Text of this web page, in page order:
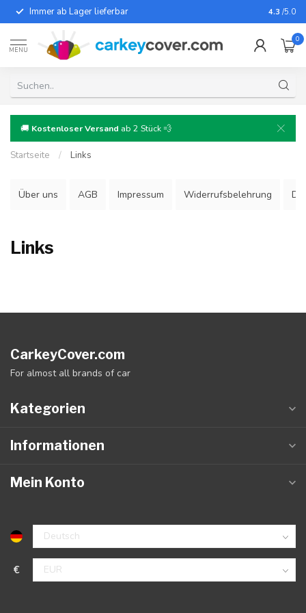
Immer ab Lager lieferbar Für fast
4.3 /5.0
MENU
0
🚚 Kostenloser Versand ab 2 Stück 💨
Startseite / Links
Über uns AGB Impressum Widerrufsbelehrung
Links
CarkeyCover.com
For almost all brands of car
Kategorien
Informationen
Mein Konto
€